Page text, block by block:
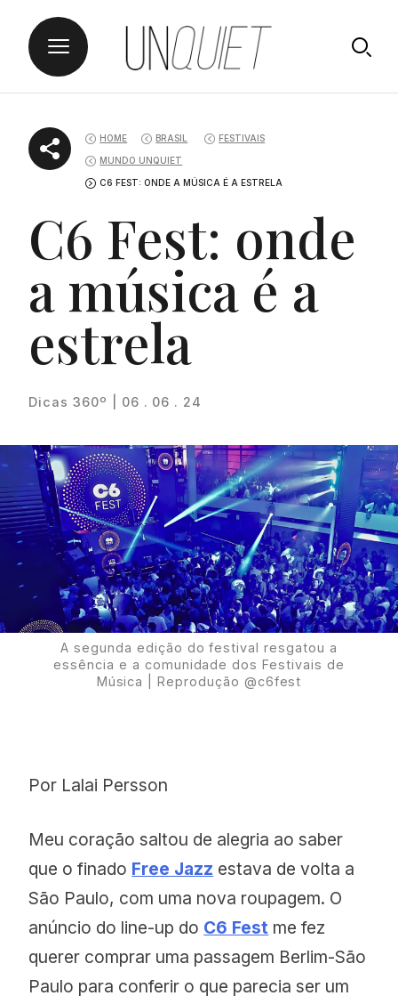
content
Proudly
HOME BRASIL FESTIVAIS
MUNDO UNQUIET
C6 FEST: ONDE A MÚSICA É A ESTRELA
C6 Fest: onde
a música é a
estrela
Dicas 360º | 06 . 06 . 24
A segunda edição do festival resgatou a
essência e a comunidade dos Festivais de
Música | Reprodução @c6fest
Por Lalai Persson
Meu coração saltou de alegria ao saber
que o finado Free Jazz estava de volta a
São Paulo, com uma nova roupagem. O
anúncio do line-up do C6 Fest me fez
querer comprar uma passagem Berlim-São
Paulo para conferir o que parecia ser um